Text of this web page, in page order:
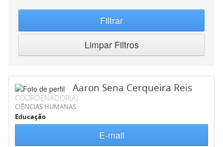
Filtrar
Limpar Filtros
Aaron Sena Cerqueira Reis
COORDENADOR(A)
CIÊNCIAS HUMANAS
Educação
E-mail